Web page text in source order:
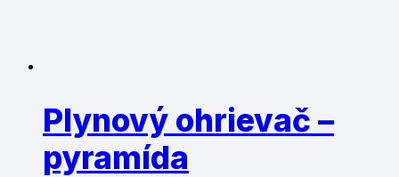
Plynový ohrievač –
pyramída